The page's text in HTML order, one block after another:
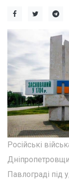
Російські
Павлограді